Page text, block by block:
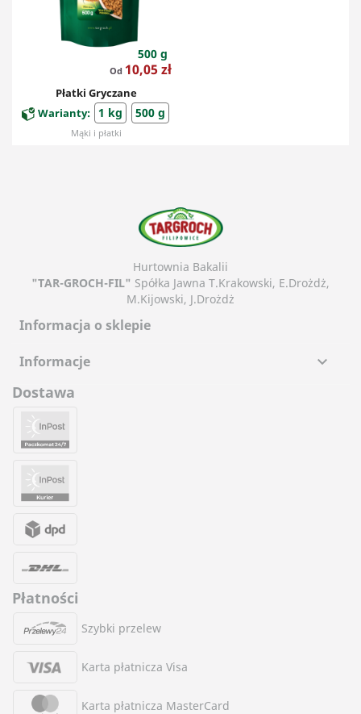
500 g
Od Cena
10,05 zł
Płatki Gryczane
Warianty: 1 kg 500 g
Mąki i płatki
Hurtownia Bakalii
"TAR-GROCH-FIL" Spółka Jawna T.Krakowski, E.Drożdż,
M.Kijowski, J.Drożdż
Informacja o sklepie
Informacje

Dostawa
Płatności
Szybki przelew
Karta płatnicza Visa
Karta płatnicza MasterCard